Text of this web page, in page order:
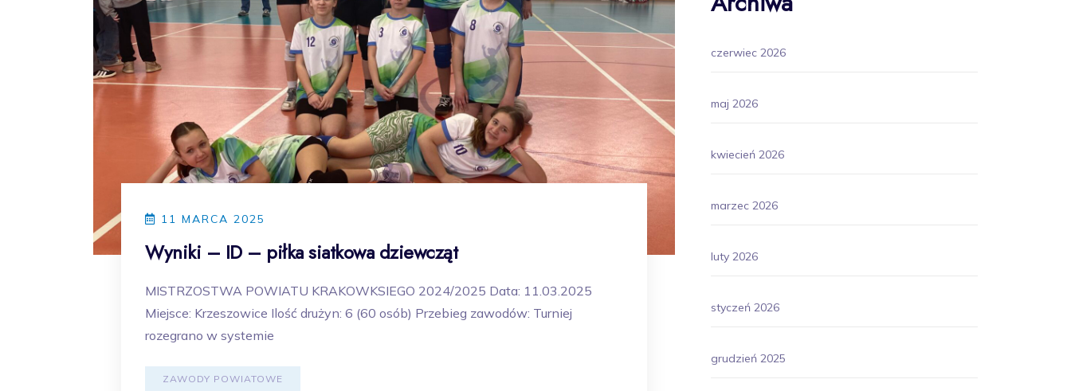
11 MARCA 2025
Wyniki – ID – piłka siatkowa dziewcząt
MISTRZOSTWA POWIATU KRAKOWKSIEGO 2024/2025 Data: 11.03.2025
Miejsce: Krzeszowice Ilość drużyn: 6 (60 osób) Przebieg zawodów: Turniej
rozegrano w systemie
ZAWODY POWIATOWE
czerwiec 2026
maj 2026
kwiecień 2026
marzec 2026
luty 2026
styczeń 2026
grudzień 2025